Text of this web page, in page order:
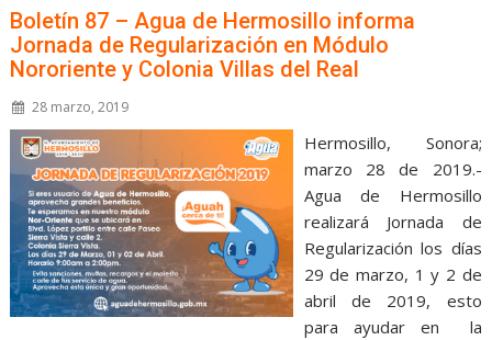
Boletín 87 – Agua de Hermosillo informa
Jornada de Regularización en Módulo
Nororiente y Colonia Villas del Real
28 marzo, 2019
Hermosillo, Sonora;
marzo 28 de 2019.-
Agua de Hermosillo
realizará Jornada de
Regularización los días
29 de marzo, 1 y 2 de
abril de 2019, esto
para ayudar en la